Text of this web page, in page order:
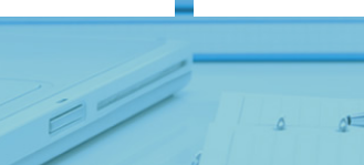
株 相続税 対策
贈与税 対策